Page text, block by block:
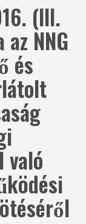
(III.
NNG
és
való